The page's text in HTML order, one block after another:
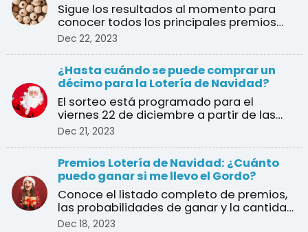
Sigue los resultados al momento para
conocer todos los principales premios
del sorteo de Navidad
Dec 22, 2023
¿Hasta cuándo se puede comprar un
décimo para la Lotería de Navidad?
El sorteo está programado para el
viernes 22 de diciembre a partir de las
Dec 21, 2023
Premios Lotería de Navidad: ¿Cuánto
puedo ganar si me llevo el Gordo?
Conoce el listado completo de premios,
las probabilidades de ganar y la cantidad
de décimos en j ...
Dec 18, 2023